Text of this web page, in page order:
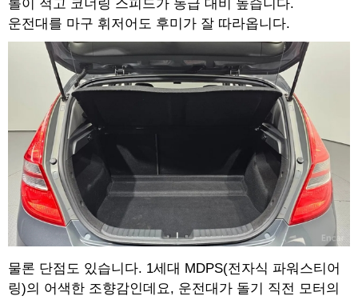
롤이 적고 코너링 스피드가 동급 대비 높습니다.
운전대를 마구 휘저어도 후미가 잘 따라옵니다.
물론 단점도 있습니다. 1세대 MDPS(전자식 파워스티어
링)의 어색한 조향감인데요, 운전대가 돌기 직전 모터의